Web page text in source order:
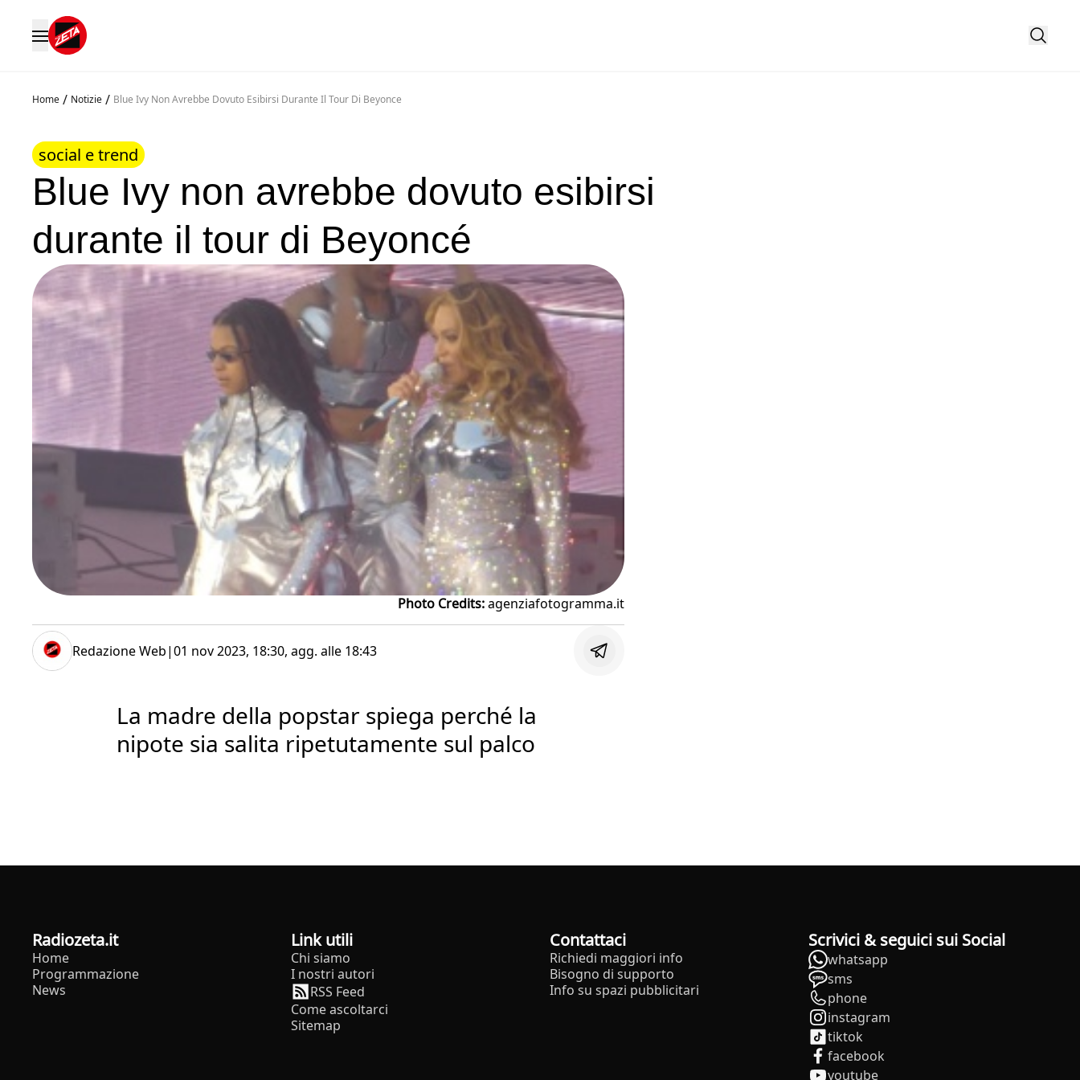
Home / Notizie / Blue Ivy Non Avrebbe Dovuto Esibirsi Durante Il Tour Di Beyonce
social e trend
Blue Ivy non avrebbe dovuto esibirsi
durante il tour di Beyoncé
Photo Credits:agenziafotogramma.it
Redazione Web|01 nov 2023, 18:30, agg. alle 18:43
La madre della popstar spiega perché la
nipote sia salita ripetutamente sul palco
radiozeta.it
Home
Programmazione
News
Link utili
Chi siamo
I nostri autori
RSS Feed
Come ascoltarci
Sitemap
Contattaci
Richiedi maggiori info
Bisogno di supporto
Info su spazi pubblicitari
Scrivici & seguici sui Social
whatsapp
sms
phone
instagram
tiktok
facebook
youtube